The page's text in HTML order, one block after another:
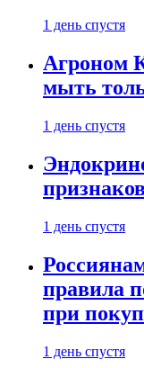
1 день спустя
Агроном
мыть
1 день спустя
1 день спустя
правила
при
1 день спустя